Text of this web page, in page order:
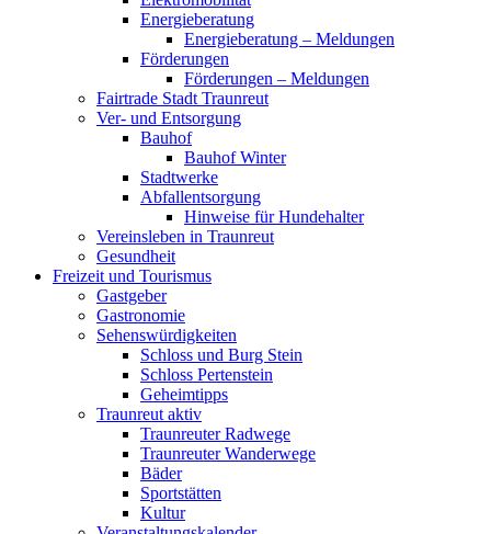
Energieberatung
Energieberatung – Meldungen
Förderungen
Förderungen – Meldungen
Fairtrade Stadt Traunreut
Ver- und Entsorgung
Bauhof
Bauhof Winter
Stadtwerke
Abfallentsorgung
Hinweise für Hundehalter
Vereinsleben in Traunreut
Gesundheit
Freizeit und Tourismus
Gastgeber
Gastronomie
Sehenswürdigkeiten
Schloss und Burg Stein
Schloss Pertenstein
Geheimtipps
Traunreut aktiv
Traunreuter Radwege
Traunreuter Wanderwege
Bäder
Sportstätten
Kultur